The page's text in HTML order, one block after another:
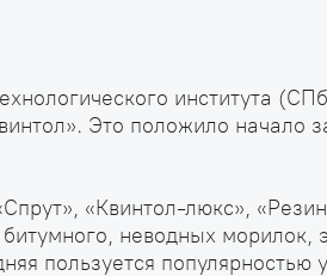
института
Это положило начало
«Квинтол-люкс»,
неводных
пользуется популярностью